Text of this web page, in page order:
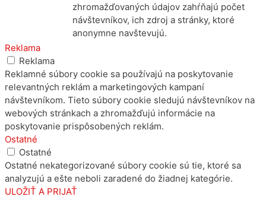
zhromažďovaných údajov zahŕňajú počet
návštevníkov, ich zdroj a stránky, ktoré
anonymne navštevujú.
Reklama
Reklama
Reklamné súbory cookie sa používajú na poskytovanie
relevantných reklám a marketingových kampaní
návštevníkom. Tieto súbory cookie sledujú návštevníkov na
webových stránkach a zhromažďujú informácie na
poskytovanie prispôsobených reklám.
Ostatné
Ostatné
Ostatné nekategorizované súbory cookie sú tie, ktoré sa
analyzujú a ešte neboli zaradené do žiadnej kategórie.
ULOŽIŤ A PRIJAŤ